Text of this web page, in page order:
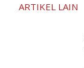
ARTIKEL LAIN